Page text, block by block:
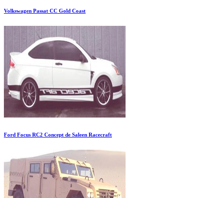
Volkswagen Passat CC Gold Coast
Ford Focus RC2 Concept de Saleen Racecraft